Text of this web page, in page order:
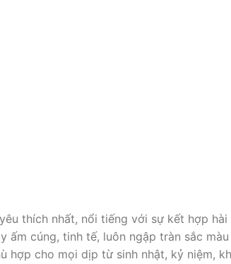
thích nhất, nổi tiếng với sự kết hợp hài
cúng, tinh tế, luôn ngập tràn sắc màu
hợp cho mọi dịp từ sinh nhật, kỷ niệm,